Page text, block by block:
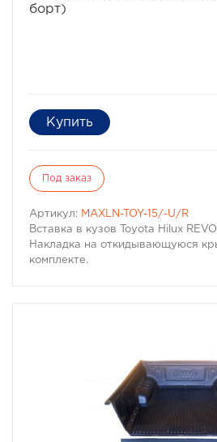
борт)
Под заказ
Артикул: MAXLN-TOY-15/-U/R
Вставка в кузов Toyota Hilux
Накладка на откидывающуюся
комплекте.